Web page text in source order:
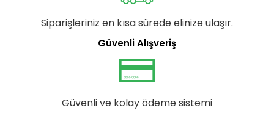
Siparişleriniz en kısa sürede elinize ulaşır.
Güvenli Alışveriş
Güvenli ve kolay ödeme sistemi